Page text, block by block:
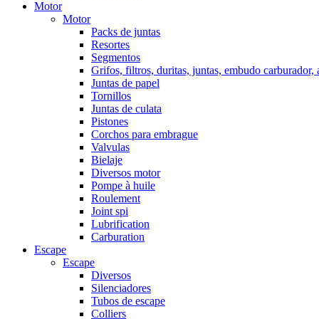
Motor
Motor
Packs de juntas
Resortes
Segmentos
Grifos, filtros, duritas, juntas, embudo carburador,
Juntas de papel
Tornillos
Juntas de culata
Pistones
Corchos para embrague
Valvulas
Bielaje
Diversos motor
Pompe à huile
Roulement
Joint spi
Lubrification
Carburation
Escape
Escape
Diversos
Silenciadores
Tubos de escape
Colliers